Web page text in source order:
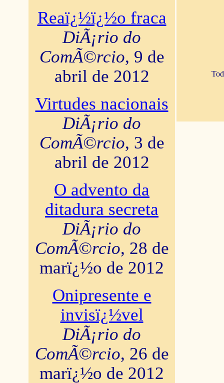
Reaï¿½ï¿½o fraca
DiÃ¡rio do
ComÃ©rcio, 9 de
abril de 2012
Virtudes nacionais
DiÃ¡rio do
ComÃ©rcio, 3 de
abril de 2012
O advento da
ditadura secreta
DiÃ¡rio do
ComÃ©rcio, 28 de
marï¿½o de 2012
Onipresente e
invisï¿½vel
DiÃ¡rio do
ComÃ©rcio, 26 de
marï¿½o de 2012